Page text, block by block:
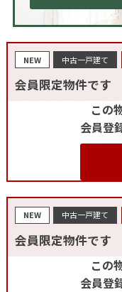
NEW 中古一戸建て
会員限定物件です
この
会員登
NEW 中古一戸建て
会員限定物件です
この
会員登